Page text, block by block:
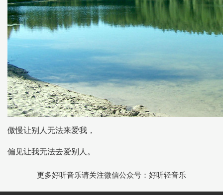
傲慢让别人无法来爱我，
偏见让我无法去爱别人。
更多好听音乐请关注微信公众号：好听轻音乐